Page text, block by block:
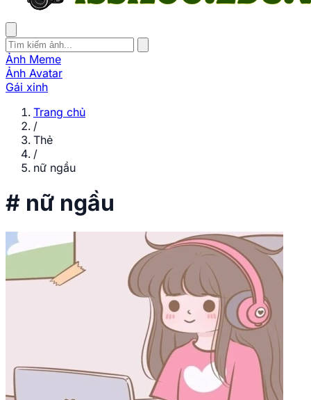
Ảnh Meme
Ảnh Avatar
Gái xinh
Trang chủ
/
Thẻ
/
nữ ngầu
# nữ ngầu